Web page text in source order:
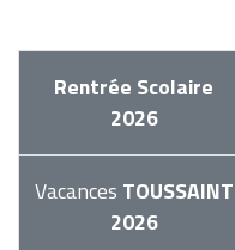
Rentrée Scolaire
2026
Vacances TOUSSAINT
2026